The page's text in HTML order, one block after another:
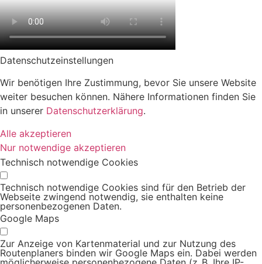
Datenschutz­einstellungen
Wir benötigen Ihre Zustimmung, bevor Sie unsere Website
weiter besuchen können. Nähere Informationen finden Sie
in unserer Datenschutzerklärung.
Alle akzeptieren
Nur notwendige akzeptieren
Technisch notwendige Cookies
Technisch notwendige Cookies sind für den Betrieb der
Webseite zwingend notwendig, sie enthalten keine
personenbezogenen Daten.
Google Maps
Zur Anzeige von Kartenmaterial und zur Nutzung des
Routenplaners binden wir Google Maps ein. Dabei werden